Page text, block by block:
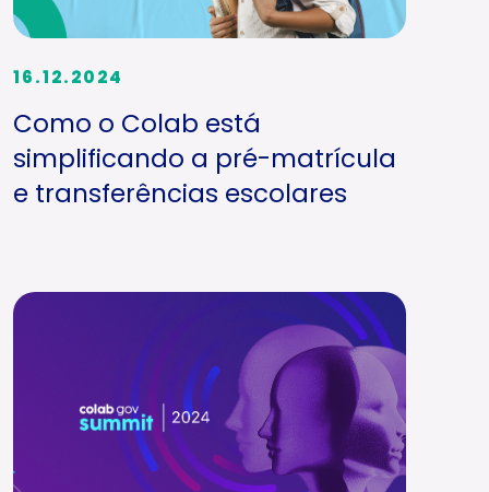
16.12.2024
Como o Colab está
simplificando a pré-matrícula
e transferências escolares